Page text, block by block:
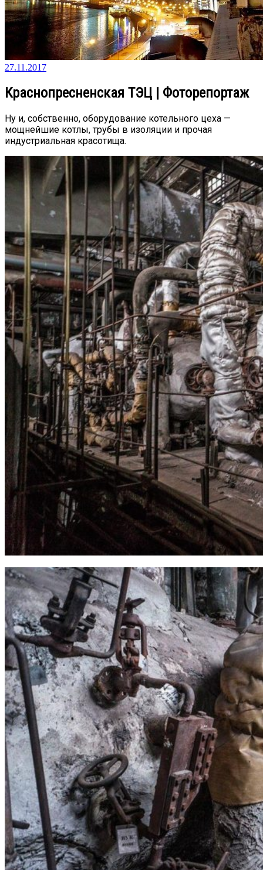
27.11.2017
Краснопресненская ТЭЦ | Фоторепортаж
Ну и, собственно, оборудование котельного цеха —
мощнейшие котлы, трубы в изоляции и прочая
индустриальная красотища.